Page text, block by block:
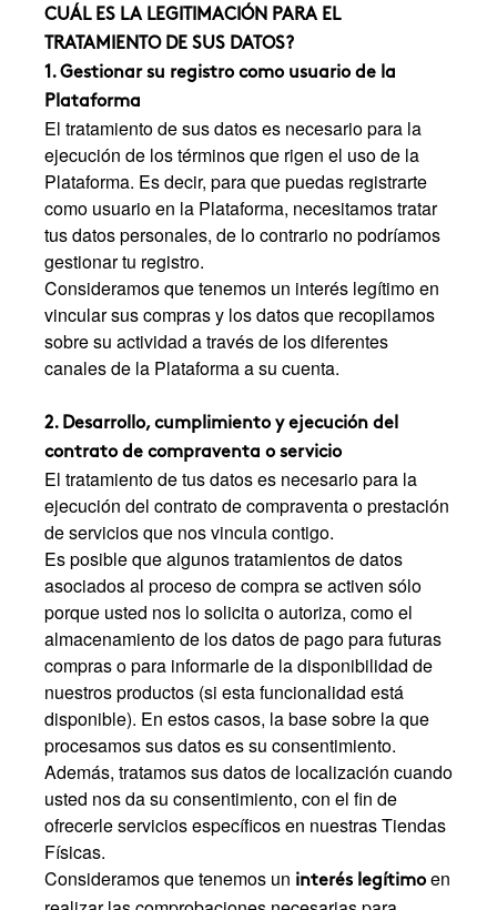
CUÁL ES LA LEGITIMACIÓN PARA EL
TRATAMIENTO DE SUS DATOS?
1. Gestionar su registro como usuario de la
Plataforma
El tratamiento de sus datos es necesario para la
ejecución de los términos que rigen el uso de la
Plataforma. Es decir, para que puedas registrarte
como usuario en la Plataforma, necesitamos tratar
tus datos personales, de lo contrario no podríamos
gestionar tu registro.
Consideramos que tenemos un interés legítimo en
vincular sus compras y los datos que recopilamos
sobre su actividad a través de los diferentes
canales de la Plataforma a su cuenta.
2. Desarrollo, cumplimiento y ejecución del
contrato de compraventa o servicio
El tratamiento de tus datos es necesario para la
ejecución del contrato de compraventa o prestación
de servicios que nos vincula contigo.
Es posible que algunos tratamientos de datos
asociados al proceso de compra se activen sólo
porque usted nos lo solicita o autoriza, como el
almacenamiento de los datos de pago para futuras
compras o para informarle de la disponibilidad de
nuestros productos (si esta funcionalidad está
disponible). En estos casos, la base sobre la que
procesamos sus datos es su consentimiento.
Además, tratamos sus datos de localización cuando
usted nos da su consentimiento, con el fin de
ofrecerle servicios específicos en nuestras Tiendas
Físicas.
Consideramos que tenemos un interés legítimo en